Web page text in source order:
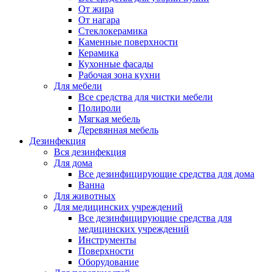
От жира
От нагара
Стеклокерамика
Каменные поверхности
Керамика
Кухонные фасады
Рабочая зона кухни
Для мебели
Все средства для чистки мебели
Полироли
Мягкая мебель
Деревянная мебель
Дезинфекция
Вся дезинфекция
Для дома
Все дезинфицирующие средства для дома
Ванна
Для животных
Для медицинских учреждений
Все дезинфицирующие средства для
медицинских учреждений
Инструменты
Поверхности
Оборудование